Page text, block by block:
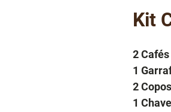
Kit
2
1
2
1